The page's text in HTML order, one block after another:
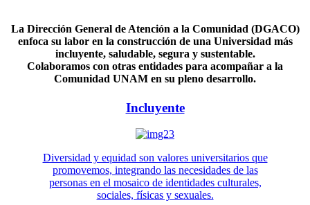
La Dirección General de Atención a la Comunidad (DGACO)
enfoca su labor en la construcción de una Universidad más
incluyente, saludable, segura y sustentable.
Colaboramos con otras entidades para acompañar a la
Comunidad UNAM en su pleno desarrollo.
Incluyente
Diversidad y equidad son valores universitarios que
promovemos, integrando las necesidades de las
personas en el mosaico de identidades culturales,
sociales, físicas y sexuales.